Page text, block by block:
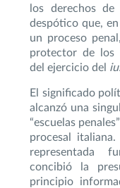
los derechos
despótico que,
un proceso
protector de los
del ejercicio del
El significado
alcanzó una
“escuelas
procesal
representada
concibió la
principio